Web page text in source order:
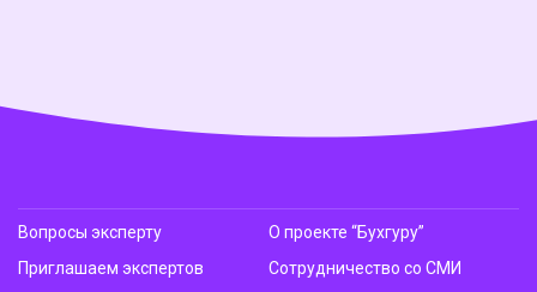
Вопросы эксперту
Приглашаем экспертов
О проекте “Бухгуру”
Сотрудничество со СМИ